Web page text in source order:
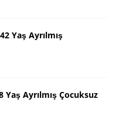
Yaş Ayrılmış
Yaş Ayrılmış Çocuksuz